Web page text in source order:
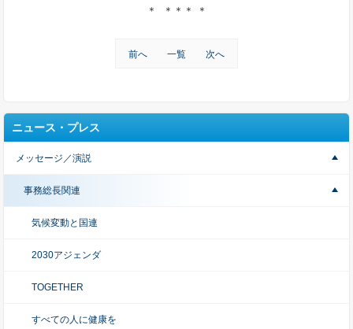
＊ ＊＊＊ ＊
前へ 一覧 次へ
ニュース・プレス
メッセージ／演説
事務総長関連
気候変動と国連
2030アジェンダ
TOGETHER
すべての人に健康を